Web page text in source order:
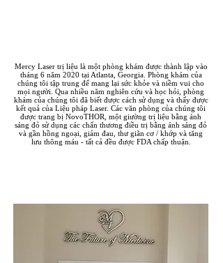
Mercy Laser trị liệu là một phòng khám được thành lập vào
tháng 6 năm 2020 tại Atlanta, Georgia. Phòng khám của
chúng tôi tập trung để mang lại sức khỏe và niềm vui cho
mọi người. Qua nhiều năm nghiên cứu và học hỏi, phòng
khám của chúng tôi đã biết được cách sử dụng và thấy được
kết quả của Liệu pháp Laser. Các văn phòng của chúng tôi
được trang bị NovoTHOR, một giường trị liệu bằng ánh
sáng đỏ sử dụng các chấn thương điều trị bằng ánh sáng đỏ
và gần hồng ngoại, giảm đau, thư giãn cơ / khớp và tăng
lưu thông máu - tất cả đều được FDA chấp thuận.